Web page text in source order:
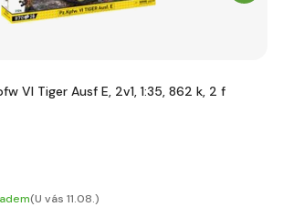
VI Tiger Ausf E, 2v1, 1:35, 862 k, 2 f
(U vás 11.08.)